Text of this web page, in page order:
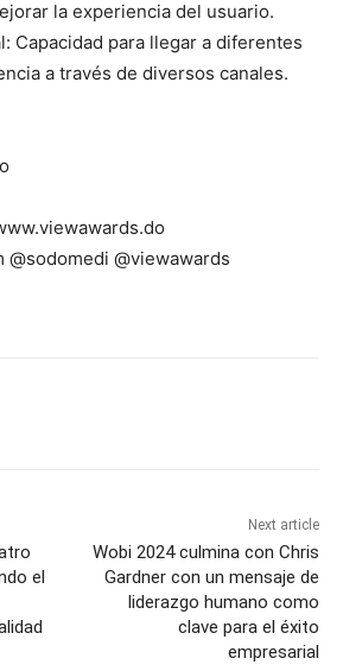
la experiencia del usuario.
Capacidad para llegar a diferentes
a través de diversos canales.
@viewawards
el
Next article
Wobi 2024 culmina con Chris
Gardner con un mensaje de
liderazgo humano como
clave para el éxito
empresarial